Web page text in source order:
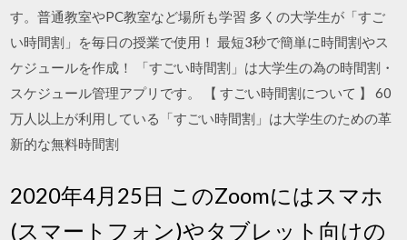
す。普通教室やPC教室など場所も学習 ‎多くの大学生が「すご
い時間割」を毎日の授業で使用！ 最短3秒で簡単に時間割やス
ケジュールを作成！ 「すごい時間割」は大学生の為の時間割・
スケジュール管理アプリです。 【 すごい時間割について 】 60
万人以上が利用している「すごい時間割」は大学生のための革
新的な無料時間割
2020年4月25日 このZoomにはスマホ
(スマートフォン)やタブレット向けの